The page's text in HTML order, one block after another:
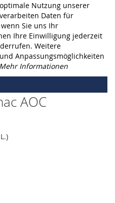
Nutzung unserer
Daten für
Sie uns Ihr
Ihre Einwilligung jederzeit
Weitere
Anpassungsmöglichkeiten
Mehr Informationen
AOC
)